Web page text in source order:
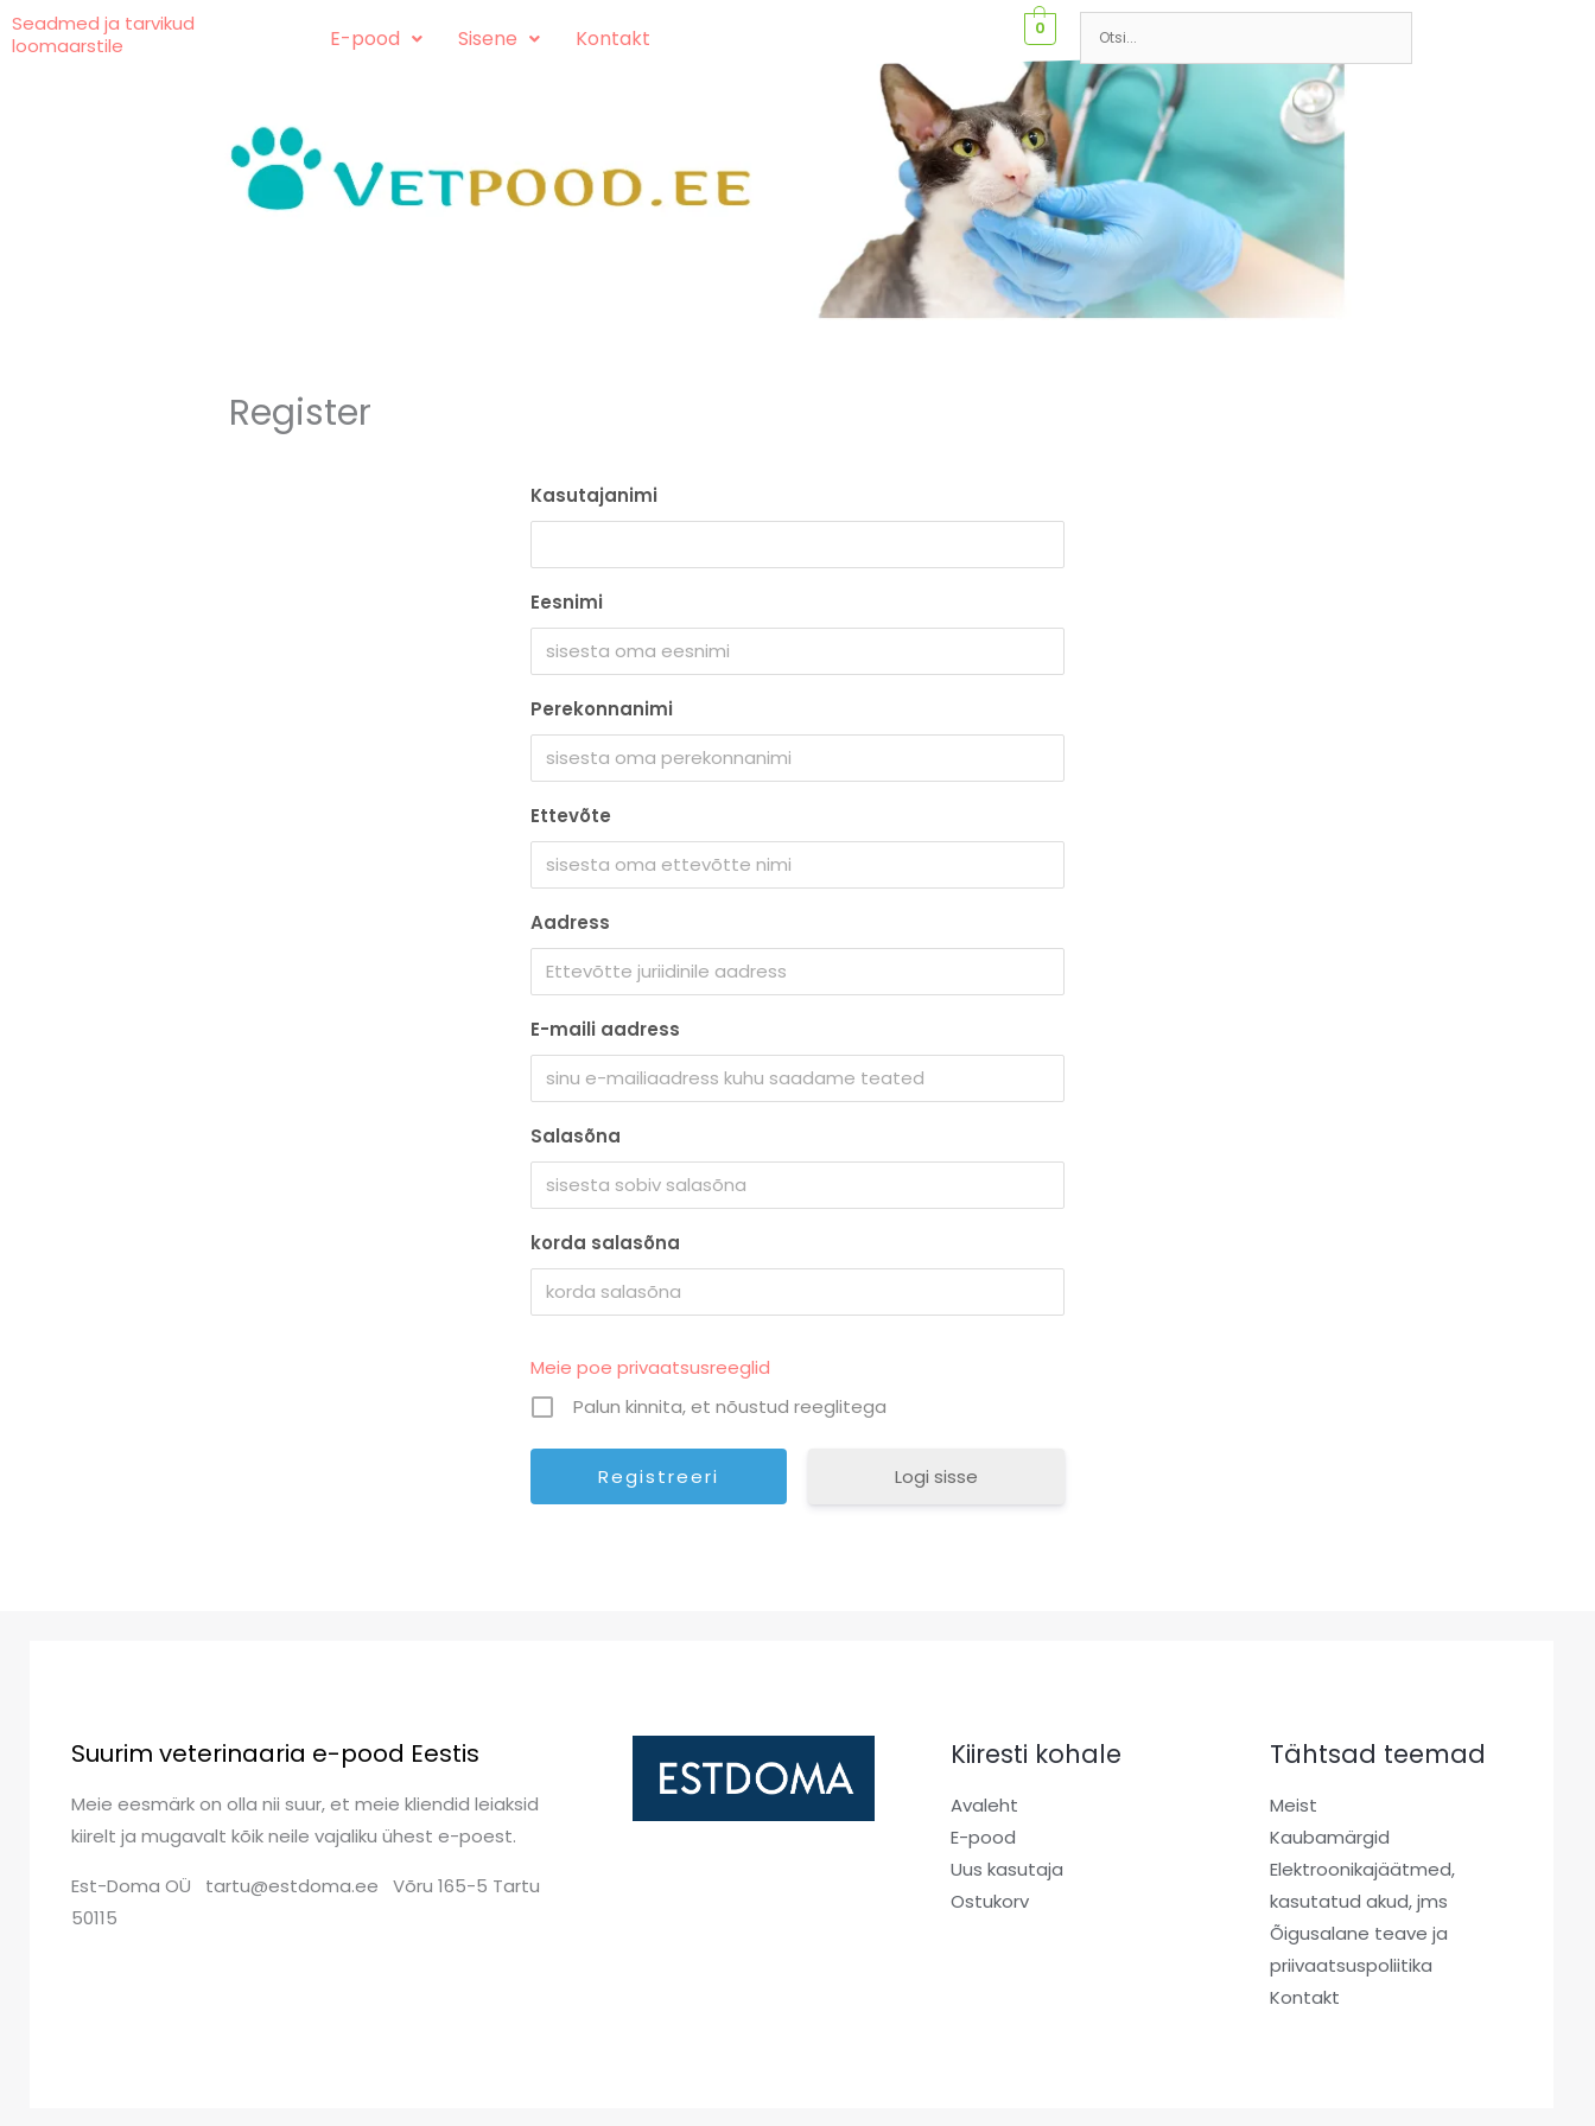
content
Skip
to
Seadmed ja tarvikud
loomaarstile
E-pood Sisene Kontakt 0
Register
Kasutajanimi
Eesnimi
Perekonnanimi
Ettevõte
Aadress
E-maili aadress
Salasõna
korda salasõna
Meie poe privaatsusreeglid
Palun kinnita, et nõustud reeglitega
Logi sisse
Suurim veterinaaria e-pood Eestis
Meie eesmärk on olla nii suur, et meie kliendid leiaksid
kiirelt ja mugavalt kõik neile vajaliku ühest e-poest.
Est-Doma OÜ tartu@estdoma.ee Võru 165-5 Tartu
50115
Kiiresti kohale
Avaleht
E-pood
Uus kasutaja
Ostukorv
Tähtsad teemad
Meist
Kaubamärgid
Elektroonikajäätmed,
kasutatud akud, jms
Õigusalane teave ja
priivaatsuspoliitika
Kontakt